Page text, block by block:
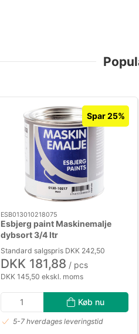
Spar 25%
ESB013010218075
Esbjerg paint Maskinemalje
dybsort 3/4 ltr
Standard salgspris DKK 242,50
DKK 181,88 / pcs
DKK 145,50 ekskl. moms
Køb nu
5-7 hverdages leveringstid